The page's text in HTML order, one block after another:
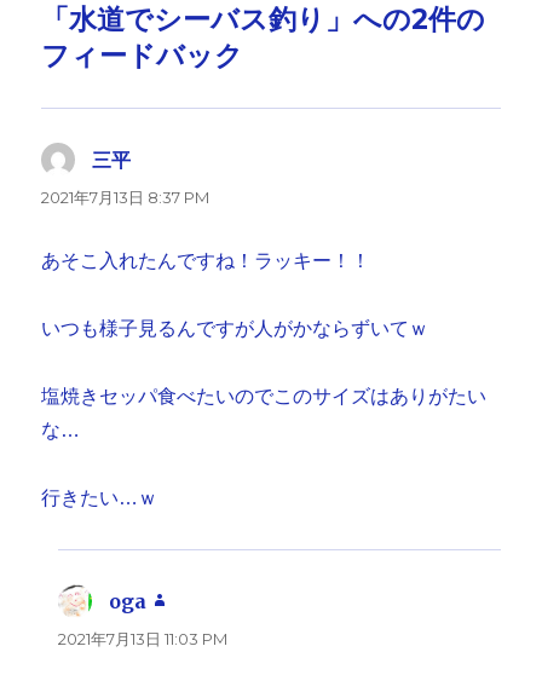
「水道でシーバス釣り」への2件の
フィードバック
三平
り:
2021年7月13日 8:37 PM
あそこ入れたんですね！ラッキー！！
いつも様子見るんですが人がかならずいてｗ
塩焼きセッパ食べたいのでこのサイズはありがたい
な…
行きたい…ｗ
oga
り:
2021年7月13日 11:03 PM